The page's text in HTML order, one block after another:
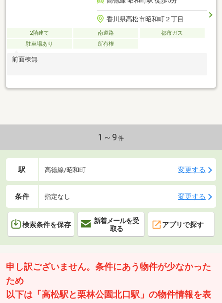
香川県高松市昭和町２丁目
2階建て 南道路
都市ガス
駐車場あり
所有権
前面棟無
1～9 件
駅 高徳線/昭和町 変更する
条件 指定なし 変更する
検索条件を保存
新着メールを受
取る
アプリで探す
申し訳ございません。条件にあう物件が少なかった
ため
以下は「高松駅と栗林公園北口駅」の物件情報を表